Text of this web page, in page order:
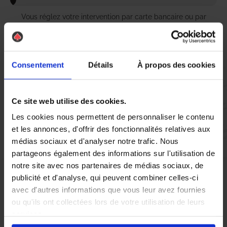
Consentement Détails À propos des cookies
Ce site web utilise des cookies.
Les cookies nous permettent de personnaliser le contenu
et les annonces, d'offrir des fonctionnalités relatives aux
médias sociaux et d'analyser notre trafic. Nous
partageons également des informations sur l'utilisation de
notre site avec nos partenaires de médias sociaux, de
publicité et d'analyse, qui peuvent combiner celles-ci
avec d'autres informations que vous leur avez fournies
ou qu'ils ont collectées lors de votre utilisation de leurs
Vous réglez votre intervention par carte bancaire ou par
Vous évaluez la prestation
Vous recevez une demande d’évaluation de votre expérience
avec l’équipe AS DE PIC.
Nous avons pensé à tout